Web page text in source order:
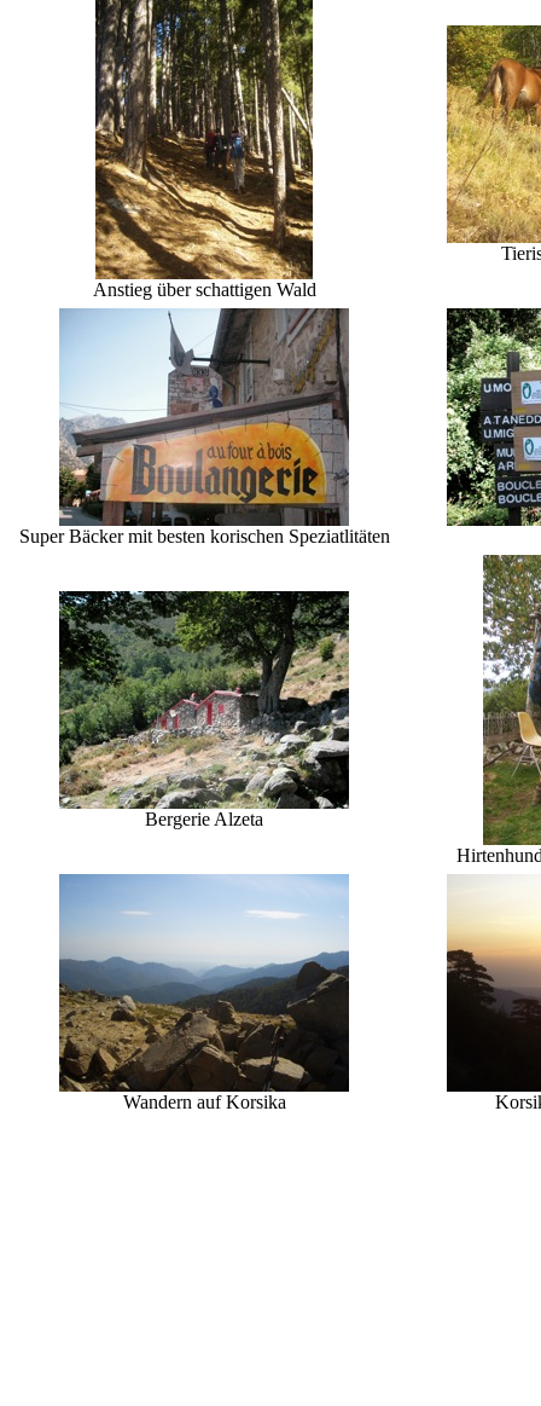
Anstieg über schattigen Wald
Super Bäcker mit besten korischen Speziatlitäten
Bergerie Alzeta
Wandern auf Korsika